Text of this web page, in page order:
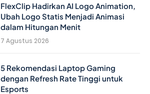
FlexClip Hadirkan AI Logo Animation,
Ubah Logo Statis Menjadi Animasi
dalam Hitungan Menit
7 Agustus 2026
5 Rekomendasi Laptop Gaming
dengan Refresh Rate Tinggi untuk
Esports